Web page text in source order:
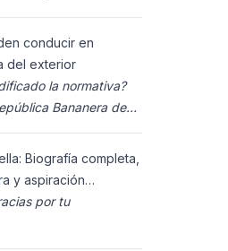
conducir en
del exterior
la normativa?
Bananera de
Biografía completa,
y aspiración
por tu